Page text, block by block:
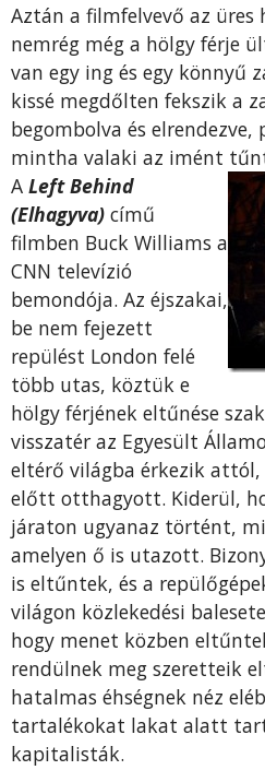
Aztán a filmfelvevő az üres
nemrég még a hölgy férje
van egy ing és egy könnyű
kissé megdőlten fekszik a
begombolva és
mintha valaki az imént
A Left Behind
(Elhagyva) című
filmben Buck Williams a
CNN televízió
bemondója. Az éjszakai,
be nem fejezett
repülést London felé
több utas, köztük e
hölgy férjének eltűnése
visszatér az Egyesült
eltérő világba érkezik
előtt otthagyott. Kiderül,
járaton ugyanaz történt,
amelyen ő is utazott.
is eltűntek, és a
világon közlekedési
hogy menet közben
rendülnek meg szeretteik
hatalmas éhségnek néz
tartalékokat lakat alatt
kapitalisták.